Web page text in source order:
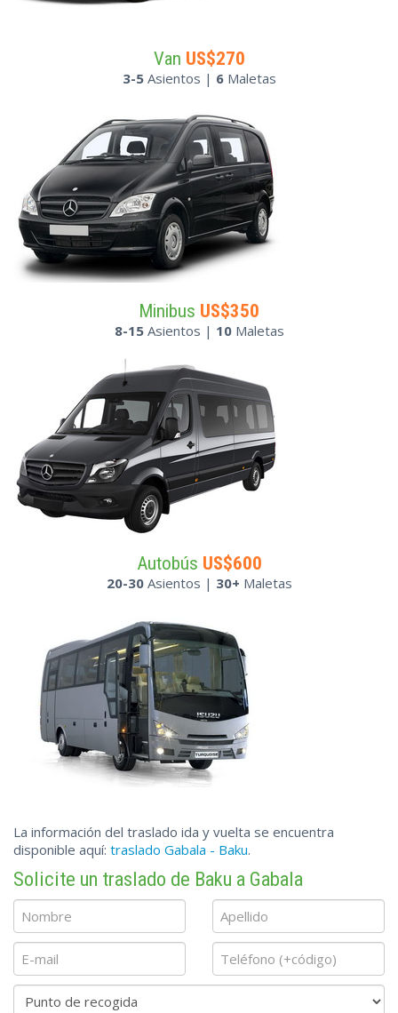
Van US$270
3-5Asientos | 6Maletas
Minibus US$350
8-15Asientos | 10Maletas
Autobús US$600
20-30Asientos | 30+ Maletas
La información del traslado ida y vuelta se encuentra
disponible aquí: traslado Gabala - Baku.
Solicite un traslado de Baku a Gabala